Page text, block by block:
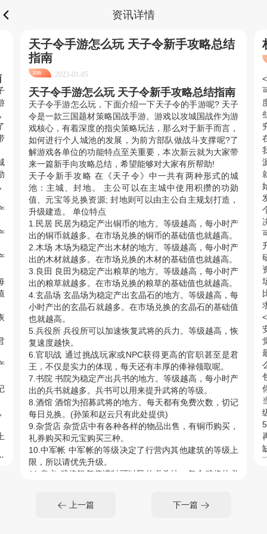
资讯详情
天子令手游怎么玩 天子令新手攻略总结
指南
攻略 2023-01-05
天子令手游怎么玩 天子令新手攻略总结指南
天子令手游怎么玩，下面介绍一下天子令的手游呢? 天子
令是一款三国题材策略国战手游。游戏以攻城国战作为游
戏核心，有着深度的指尖策略玩法，那么对于新手而言，
如何进行个人城池的发展，为前方部队做战斗支撑呢?了
解游戏各单位的功能特点至关重要，本次新云就为大家带
来一篇新手向攻略总结，希望能够对大家有所帮助!
天子令新手攻略 在《天子令》中一共有两种形式的城
池：主城、封地。 主公可以在主城中使用积攒的功勋
值、元宝等兑换资源; 封地则可以由主公自主规划打造，
升级建造。 单位特点
1.民居 民居为稳定产出铜币的地方。等级越高，每小时产
出的铜币就越多。在市场兑换的铜币的基础值也就越高。
2.木场 木场为稳定产出木材的地方。等级越高，每小时产
出的木材就越多。在市场兑换的木材的基础值也就越高。
3.良田 良田为稳定产出粮草的地方。等级越高，每小时产
出的粮草就越多。在市场兑换的粮草的基础值也就越高。
4.玄晶场 玄晶场为稳定产出玄晶石的地方。等级越高，每
小时产出的玄晶石就越多。在市场兑换的玄晶石的基础值
也就越高。
5.兵役所 兵役所可以加速恢复武将的兵力。等级越高，恢
复速度越快。
6.官职战 通过挑战玩家或NPC获得更高的官职甚至是君
王，不仅是实力的体现，每天还有丰厚的俸禄领取呢。
7.书院 书院为稳定产出兵书的地方。等级越高，每小时产
出的兵书就越多。兵书可以用来提升武将的等级。
8.酒馆 酒馆为招募武将的地方。每天都有免费次数，切记
每日兑换。(孙策和赵云只有此处提供)
9.杂货店 杂货店中有各种各样的物品出售，有铜币购买，
礼券购买和元宝购买三种。
10.中军帐 中军帐的等级决定了行营内其他建筑的等级上
限，所以请优先升级。
11.奥义 武将怒气值满时可以释放必杀技。每个武将的必
13.主帅 主帅武将开场能增加500的怒气值，合理设定主
上一篇 下一篇